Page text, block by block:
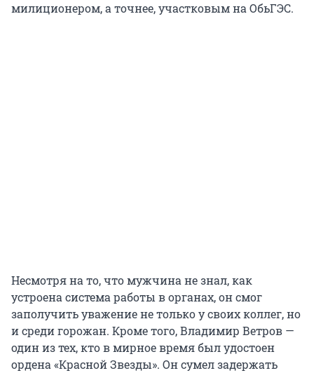
милиционером, а точнее, участковым на ОбьГЭС.
Несмотря на то, что мужчина не знал, как
устроена система работы в органах, он смог
заполучить уважение не только у своих коллег, но
и среди горожан. Кроме того, Владимир Ветров —
один из тех, кто в мирное время был удостоен
ордена «Красной Звезды». Он сумел задержать